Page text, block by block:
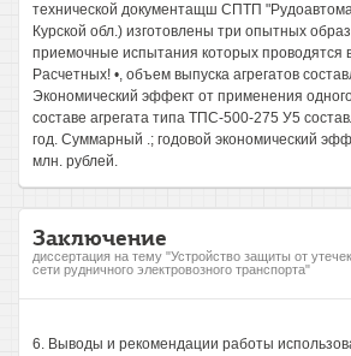
технической документащш СПТП
Курской обл.) изготовлены три опытных
приемочные испытания которых проводятся
Расчетных! •, объем выпуска агрегатов
Экономический эффект от применения
составе агрегата типа ТПС-500-275 У5
год. Суммарный .; годовой экономический
млн. рублей.
Заключение
диссертация на тему "Устройство защиты от
сети рудничного электровозного транспорта"
6. Выводы и рекомендации работы